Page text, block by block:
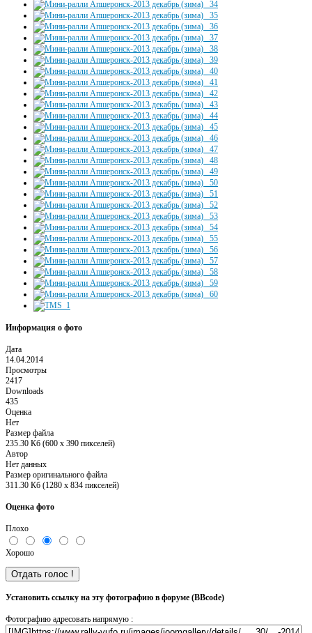
Информация о фото
Дата
14.04.2014
Просмотры
2417
Downloads
435
Оценка
Нет
Размер файла
235.30 Кб (600 x 390 пикселей)
Автор
Нет данных
Размер оригинального файла
311.30 Кб (1280 x 834 пикселей)
Оценка фото
Плохо
Хорошо
Установить ссылку на эту фотографию в форуме (BBcode)
Фотографию адресовать напрямую :